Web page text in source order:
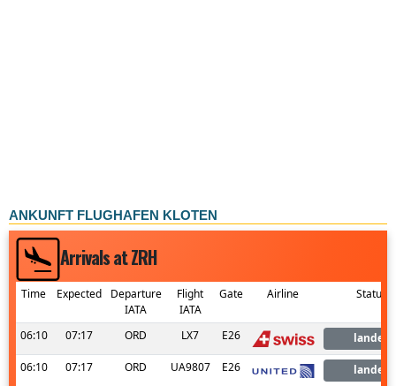
ANKUNFT FLUGHAFEN KLOTEN
Arrivals at ZRH
Time Expected
Departure
IATA
Flight
IATA
Gate Airline Status
06:10 07:17 ORD LX7 E26
landed
06:10
07:17 ORD UA9807 E26
landed